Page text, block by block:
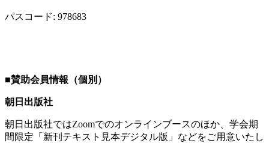
パスコード: 978683
■賛助会員情報（個別）
朝日出版社
朝日出版社ではZoomでのオンラインブースのほか、学会期
間限定「新刊テキスト見本デジタル版」などをご用意いたし